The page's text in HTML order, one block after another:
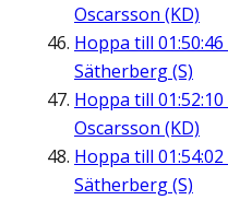
Oscarsson (KD)
Hoppa till 01:50:46
Sätherberg (S)
Hoppa till 01:52:10
Oscarsson (KD)
Hoppa till 01:54:02
Sätherberg (S)